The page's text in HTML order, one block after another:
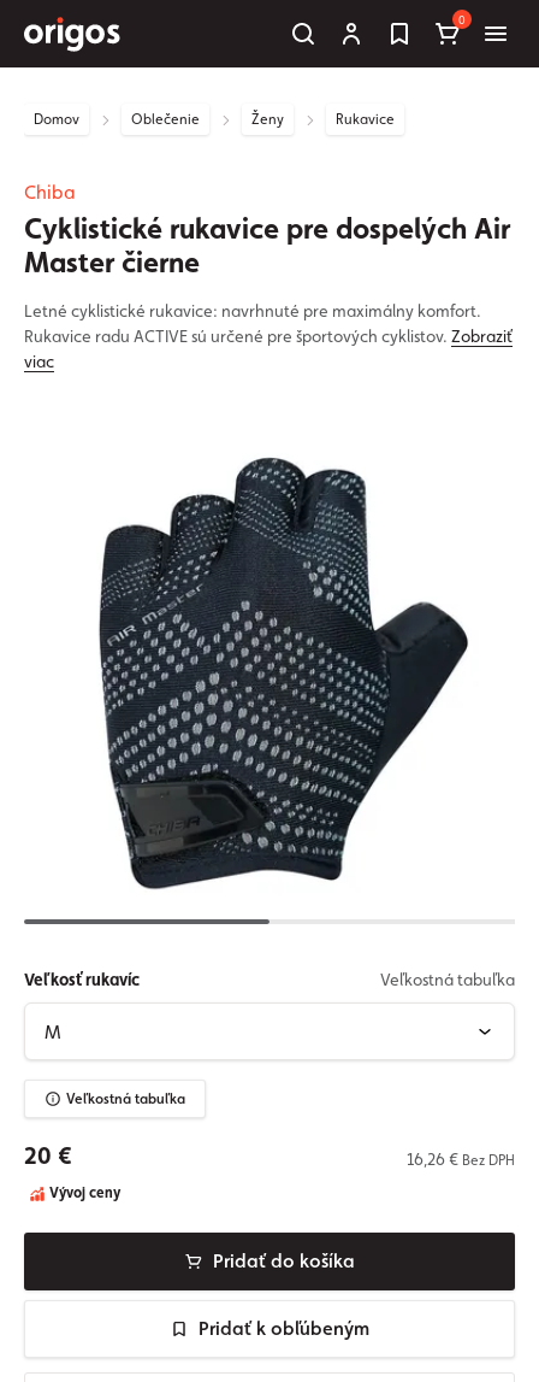
0
Domov Oblečenie Ženy Rukavice
Chiba
Cyklistické rukavice pre dospelých Air
Master čierne
Letné cyklistické rukavice: navrhnuté pre maximálny komfort.
Rukavice radu ACTIVE sú určené pre športových cyklistov. Zobraziť
viac
Veľkosť rukavíc Veľkostná tabuľka
Veľkostná tabuľka
20 € 16,26 € Bez DPH
Vývoj ceny
Pridať do košíka
Pridať k obľúbeným